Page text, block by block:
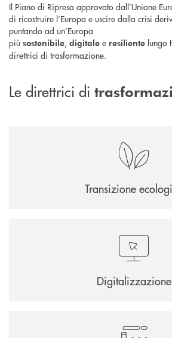
Il Piano di Ripresa approvato dall’Unione
di ricostruire l’Europa e uscire dalla crisi
puntando ad un’Europa
più sostenibile, digitale e resiliente lungo
direttrici di trasformazione.
Le direttrici di
Transizione
Digitalizzazione